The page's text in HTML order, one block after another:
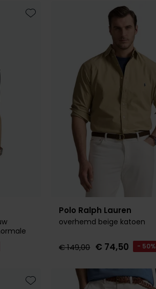
Toevoegen aan favorieten
Polo Ralph Lauren
overhemd beige katoen
€ 149,00 € 74,50 - 50%